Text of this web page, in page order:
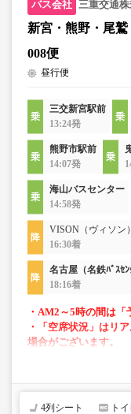
三重交通
新宮・熊野・尾
008便
昼行便
三交新宮駅前
13:24発
熊野市駅前
14:07発
海山バスセンター
14:58発
VISON（ヴィソン
16:30着
名古屋（名鉄ﾊﾞｽｾﾝ
18:16着
・AM2～5時の間は「
・「空席状況」はリ
場合がございます。
・長時間の移動でも
・全席USBポート付き
4列シート ト